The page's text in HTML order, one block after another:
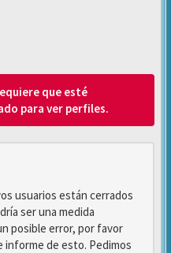
que esté
para ver perfiles.
usuarios están cerrados
ser una medida
posible error, por favor
de esto. Pedimos